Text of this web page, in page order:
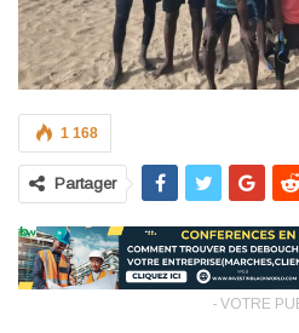
1 168
Partager
- VOTRE